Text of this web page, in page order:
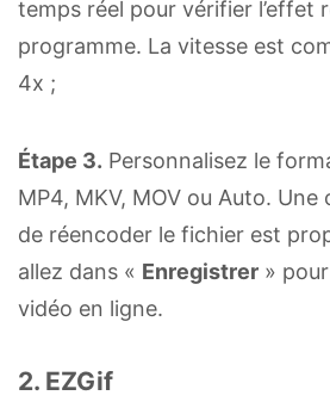
temps réel pour vérifier l’effet
programme. La vitesse est
4x ;
Étape 3. Personnalisez le
MP4, MKV, MOV ou Auto.
de réencoder le fichier est
allez dans « Enregistrer »
vidéo en ligne.
2. EZGif